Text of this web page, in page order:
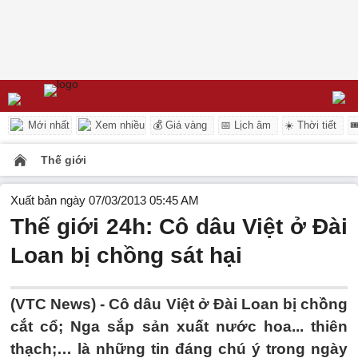
Mới nhất Xem nhiều 💰 Giá vàng 📅 Lịch âm ☀️ Thời tiết
Thế giới
Xuất bản ngày 07/03/2013 05:45 AM
Thế giới 24h: Cô dâu Việt ở Đài
Loan bị chồng sát hại
(VTC News) - Cô dâu Việt ở Đài Loan bị chồng
cắt cổ; Nga sắp sản xuất nước hoa... thiên
thạch;… là những tin đáng chú ý trong ngày